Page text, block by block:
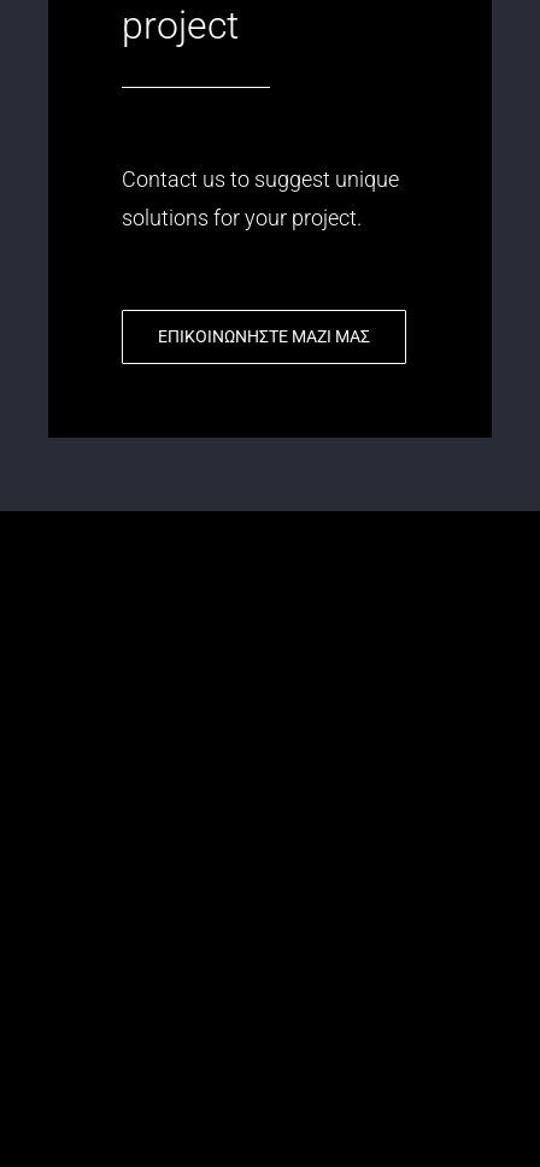
project
Contact us to suggest unique
solutions for your project.
ΕΠΙΚΟΙΝΩΝΗΣΤΕ ΜΑΖΙ ΜΑΣ